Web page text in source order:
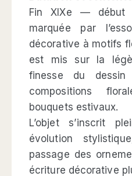
Fin XIXe — début
marquée par
décorative à motifs
est mis sur la
finesse du
compositions
bouquets estivaux.
L’objet s’inscrit
évolution
passage des
écriture décorative